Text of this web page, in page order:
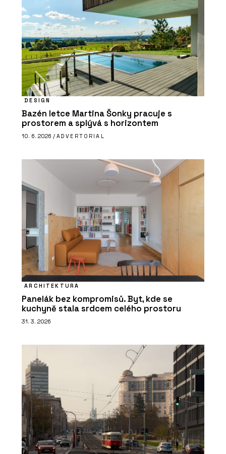
DESIGN
Bazén letce Martina Šonky pracuje s
prostorem a splývá s horizontem
10. 6. 2026 / ADVERTORIAL
ARCHITEKTURA
Panelák bez kompromisů. Byt, kde se
kuchyně stala srdcem celého prostoru
31. 3. 2026